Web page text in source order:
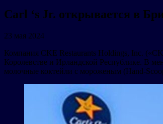
Carl ‘s Jr. открывается в
23 мая 2024
Компания CKE Restaurants Holdings, Inc.
Королевстве и Ирландской Республике. В
молочные коктейли с мороженым (Hand-